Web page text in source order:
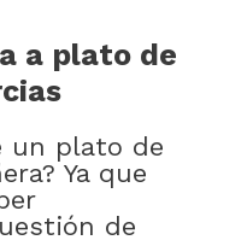
a plato de
un plato de
Ya que
de